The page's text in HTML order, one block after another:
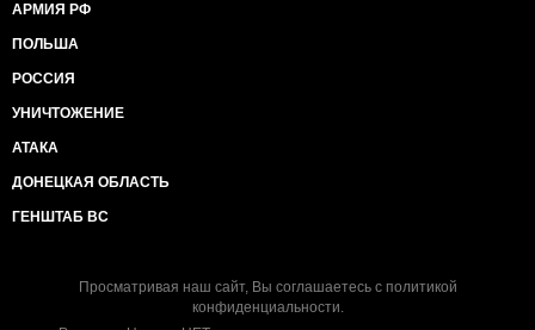
АРМИЯ РФ
ПОЛЬША
РОССИЯ
УНИЧТОЖЕНИЕ
АТАКА
ДОНЕЦКАЯ ОБЛАСТЬ
ГЕНШТАБ ВС
Просматривая наш сайт, Вы соглашаетесь с политикой
конфиденциальности.